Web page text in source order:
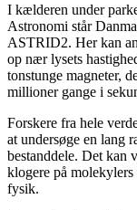
I kælderen under
Astronomi står
ASTRID2. Her kan
op nær lysets
tonstunge magneter,
millioner gange i
Forskere fra hele
at undersøge en lang
bestanddele. Det kan
klogere på
fysik.